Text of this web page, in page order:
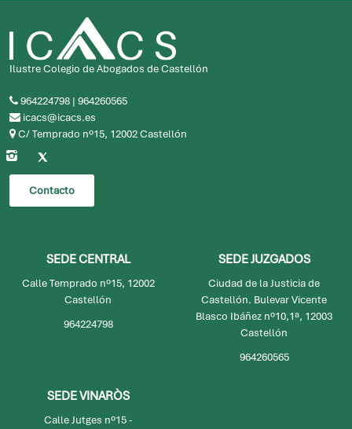
964224798|964260565
icacs@icacs.es
C/ Temprado nº15, 12002 Castellón
SEDE CENTRAL
Calle Temprado nº15, 12002
Castellón
SEDE JUZGADOS
Ciudad de la Justicia de
Castellón. Bulevar Vicente
Blasco Ibáñez nº10,1ª, 12003
Castellón
SEDE VINARÒS